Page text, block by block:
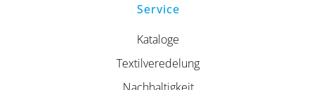
Service
Kataloge
Textilveredelung
Nachhaltigkeit